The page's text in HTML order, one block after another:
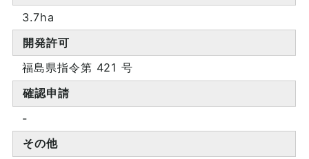
3.7ha
開発許可
福島県指令第 421 号
確認申請
-
その他